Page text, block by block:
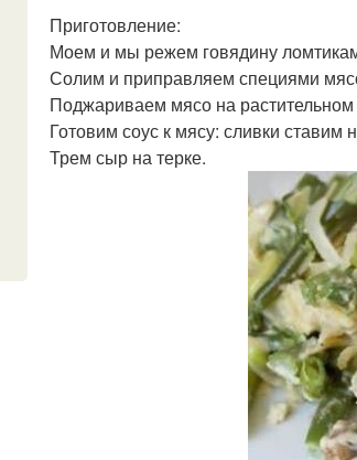
Приготовление:
Моем и мы режем говядину
Солим и приправляем специями
Поджариваем мясо на растительном
Готовим соус к мясу: сливки ставим
Трем сыр на терке.